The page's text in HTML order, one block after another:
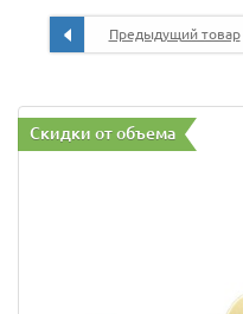
Предыдущий товар
Скидки от объема